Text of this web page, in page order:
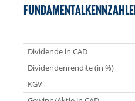
Dividende in CAD
Dividendenrendite (in %)
KGV